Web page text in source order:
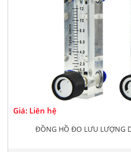
Giá: Liên hệ
ĐỒNG HỒ ĐO LƯU LƯỢNG